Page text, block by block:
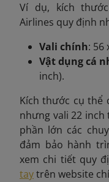
Ví dụ, kích
Airlines quy định
Vali chính: 56
Vật dụng cá
inch).
Kích thước cụ thể
nhưng vali 22
phần lớn các
đảm bảo hành
xem chi tiết quy
taytrên website